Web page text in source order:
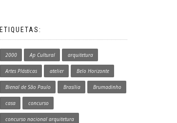
ETIQUETAS:
2000 Ap Cultural arquitetura
Artes Plásticas atelier Belo Horizonte
Bienal de São Paulo Brasília Brumadinho
casa concurso
concurso nacional arquitetura